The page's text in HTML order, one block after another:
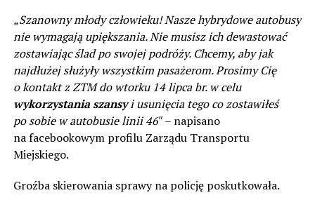
„Szanowny młody człowieku! Nasze hybrydowe autobusy
nie wymagają upiększania. Nie musisz ich dewastować
zostawiając ślad po swojej podróży. Chcemy, aby jak
najdłużej służyły wszystkim pasażerom. Prosimy Cię
o kontakt z ZTM do wtorku 14 lipca br. w celu
wykorzystania szansyi usunięcia tego co zostawiłeś
po sobie w autobusie linii 46″– napisano
na facebookowym profilu Zarządu Transportu
Miejskiego.
Groźba skierowania sprawy na policję poskutkowała.